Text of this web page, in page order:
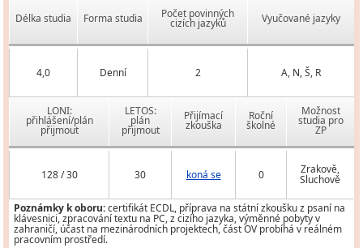
Délka studia Forma studia Počet povinných
cizích jazyků Vyučované jazyky
4,0 Denní 2 A, N, Š, R
LONI:
přihlášení/plán
přijmout
LETOS:
plán
přijmout
Přijímací
zkouška
Roční
školné
Možnost
studia pro
ZP
128 / 30 30 koná se 0 Zrakově,
Sluchově
Poznámky k oboru:certifikát ECDL, příprava na státní zkoušku z psaní na
klávesnici, zpracování textu na PC, z cizího jazyka, výměnné pobyty v
zahraničí, účast na mezinárodních projektech, část OV probíhá v reálném
pracovním prostředí.